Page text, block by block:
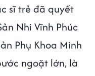
sĩ trẻ đã quyết
Nhi Vĩnh Phúc
Phụ Khoa Minh
ngoặt lớn, là